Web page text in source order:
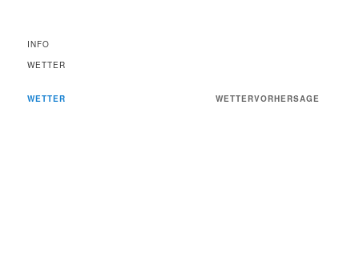
INFO
WETTER
WETTER WETTERVORHERSAGE